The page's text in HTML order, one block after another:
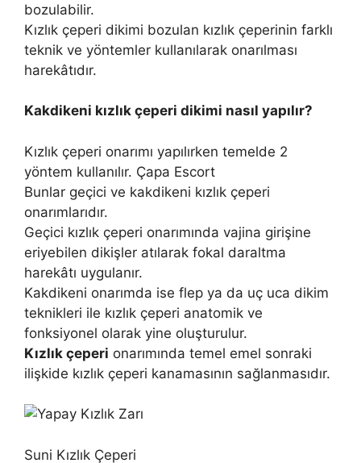
bozulabilir.
Kızlık çeperi dikimi bozulan kızlık çeperinin farklı
teknik ve yöntemler kullanılarak onarılması
harekâtıdır.
Kakdikeni kızlık çeperi dikimi nasıl yapılır?
Kızlık çeperi onarımı yapılırken temelde 2
yöntem kullanılır. Çapa Escort
Bunlar geçici ve kakdikeni kızlık çeperi
onarımlarıdır.
Geçici kızlık çeperi onarımında vajina girişine
eriyebilen dikişler atılarak fokal daraltma
harekâtı uygulanır.
Kakdikeni onarımda ise flep ya da uç uca dikim
teknikleri ile kızlık çeperi anatomik ve
fonksiyonel olarak yine oluşturulur.
Kızlık çeperi onarımında temel emel sonraki
ilişkide kızlık çeperi kanamasının sağlanmasıdır.
Suni Kızlık Çeperi